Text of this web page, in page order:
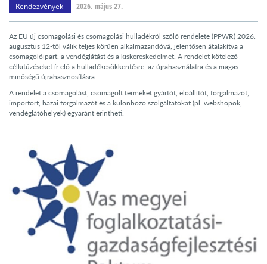
Rendezvények 2026. május 27.
Az EU új csomagolási és csomagolási hulladékról szóló rendelete (PPWR) 2026.
augusztus 12-től válik teljes körűen alkalmazandóvá, jelentősen átalakítva a
csomagolóipart, a vendéglátást és a kiskereskedelmet. A rendelet kötelező
célkitűzéseket ír elő a hulladékcsökkentésre, az újrahasználatra és a magas
minőségű újrahasznosításra.
A rendelet a csomagolást, csomagolt terméket gyártót, előállítót, forgalmazót,
importőrt, hazai forgalmazót és a különböző szolgáltatókat (pl. webshopok,
vendéglátóhelyek) egyaránt érintheti.